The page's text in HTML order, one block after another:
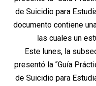
Este lunes, la
presentó la “Guía
de Suicidio para